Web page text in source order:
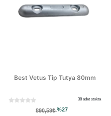
Best Vetus Tip Tutya 80mm
38 adet stokta
890,59₺%27